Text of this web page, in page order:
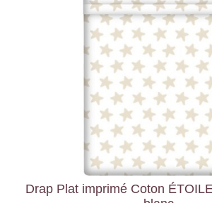
Drap Plat imprimé Coton